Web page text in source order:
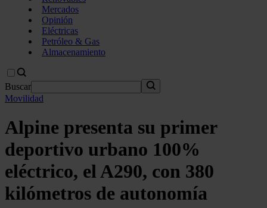
Mercados
Opinión
Eléctricas
Petróleo & Gas
Almacenamiento
Buscar
Movilidad
Alpine presenta su primer
deportivo urbano 100%
eléctrico, el A290, con 380
kilómetros de autonomía